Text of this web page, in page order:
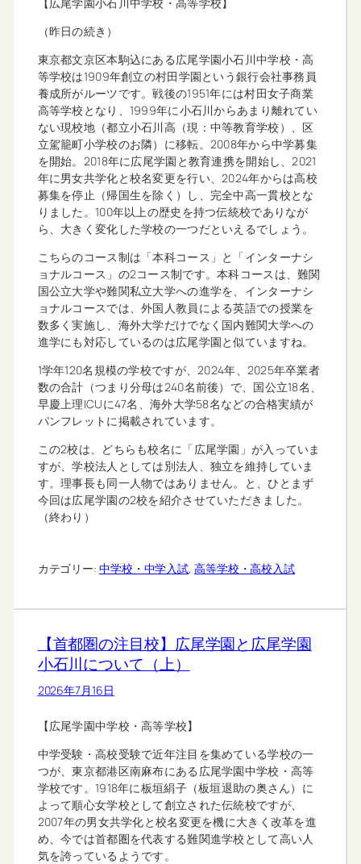
（昨日の続き）
東京都文京区本駒込にある広尾学園小石川中学校・高
等学校は1909年創立の村田学園という銀行会社事務員
養成所がルーツです。戦後の1951年には村田女子商業
高等学校となり、1999年に小石川からあまり離れてい
ない現校地（都立小石川高（現：中等教育学校）、区
立駕籠町小学校のお隣）に移転。2008年から中学募集
を開始。2018年に広尾学園と教育連携を開始し、2021
年に男女共学化と校名変更を行い、2024年からは高校
募集を停止（帰国生を除く）し、完全中高一貫校とな
りました。100年以上の歴史を持つ伝統校でありなが
ら、大きく変化した学校の一つだといえるでしょう。
こちらのコース制は「本科コース」と「インターナシ
ョナルコース」の2コース制です。本科コースは、難関
国公立大学や難関私立大学への進学を、インターナシ
ョナルコースでは、外国人教員による英語での授業を
数多く実施し、海外大学だけでなく国内難関大学への
進学にも対応しているのは広尾学園と似ていますね。
1学年120名規模の学校ですが、2024年、2025年卒業者
数の合計（つまり分母は240名前後）で、国公立18名、
早慶上理ICUに47名、海外大学58名などの合格実績が
パンフレットに掲載されています。
この2校は、どちらも校名に「広尾学園」が入っていま
すが、学校法人としては別法人、独立を維持していま
す。理事長も同一人物ではありません。と、ひとまず
今回は広尾学園の2校を紹介させていただきました。
（終わり）
カテゴリー: 中学校・中学入試, 高等学校・高校入試
【首都圏の注目校】広尾学園と広尾学園
小石川について（上）
2026年7月16日
【広尾学園中学校・高等学校】
中学受験・高校受験で近年注目を集めている学校の一
つが、東京都港区南麻布にある広尾学園中学校・高等
学校です。1918年に板垣絹子（板垣退助の奥さん）に
よって順心女学校として創立された伝統校ですが、
2007年の男女共学化と校名変更を機に大きく改革を進
め、今では首都圏を代表する難関進学校として高い人
気を誇っているようです。